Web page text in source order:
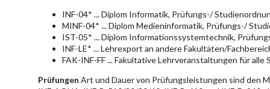
INF-04* ... Diplom Informatik, Prüfungs-/
MINF-04* ... Diplom Medieninformatik, Prüfungs-/
IST-05* ... Diplom Informationssystemtechnik,
INF-LE* ... Lehrexport an andere Fakultäten/
FAK-INF-FF ... Fakultative Lehrveranstaltungen für
Prüfungen Art und Dauer von Prüfungsleistungen sind den